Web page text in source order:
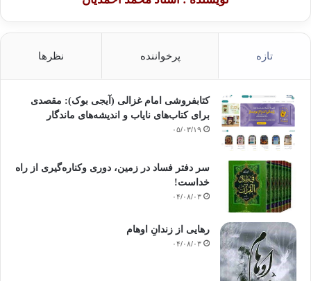
تازه پرخواننده نظرها
کتابفروشی امام غزالی (آیجی بوک): مقصدی
برای کتاب‌های نایاب و اندیشه‌های ماندگار
۰۵/۰۳/۱۹
سر دفتر فساد در زمین‌، دوری وکناره‌گیری از راه
خداست‌!
۰۴/۰۸/۰۳
رهایی از زندانِ اوهام
۰۴/۰۸/۰۳